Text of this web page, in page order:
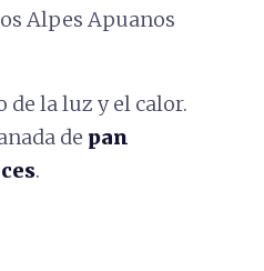
Alpes Apuanos
la luz y el calor.
de pan
.